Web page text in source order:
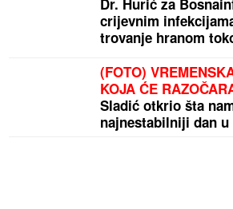
Dr. Hurić za
crijevnim
trovanje hranom
(FOTO)
KOJA ĆE
Sladić otkrio šta
najnestabilniji dan